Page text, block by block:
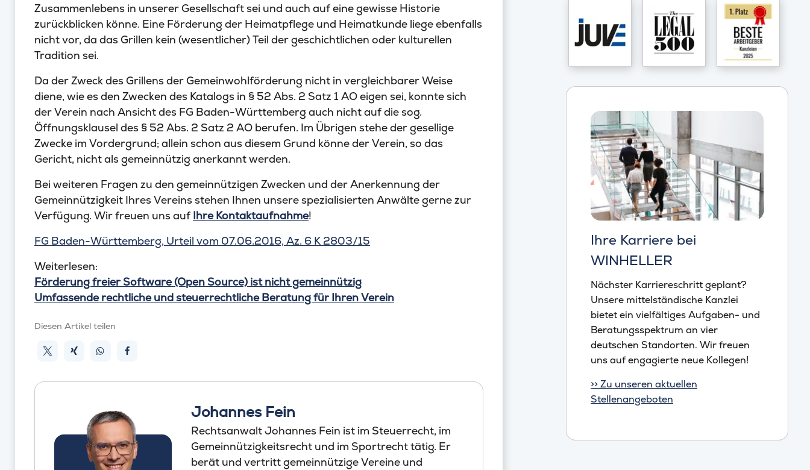
Zusammenlebens in unserer Gesellschaft sei und auch auf eine gewisse Historie
zurückblicken könne. Eine Förderung der Heimatpflege und Heimatkunde liege ebenfalls
nicht vor, da das Grillen kein (wesentlicher) Teil der geschichtlichen oder kulturellen
Tradition sei.
Da der Zweck des Grillens der Gemeinwohlförderung nicht in vergleichbarer Weise
diene, wie es den Zwecken des Katalogs in § 52 Abs. 2 Satz 1 AO eigen sei, konnte sich
der Verein nach Ansicht des FG Baden-Württemberg auch nicht auf die sog.
Öffnungsklausel des § 52 Abs. 2 Satz 2 AO berufen. Im Übrigen stehe der gesellige
Zwecke im Vordergrund; allein schon aus diesem Grund könne der Verein, so das
Gericht, nicht als gemeinnützig anerkannt werden.
Bei weiteren Fragen zu den gemeinnützigen Zwecken und der Anerkennung der
Gemeinnützigkeit Ihres Vereins stehen Ihnen unsere spezialisierten Anwälte gerne zur
Verfügung. Wir freuen uns auf Ihre Kontaktaufnahme!
FG Baden-Württemberg, Urteil vom 07.06.2016, Az. 6 K 2803/15
Weiterlesen:
Förderung freier Software (Open Source) ist nicht gemeinnützig
Umfassende rechtliche und steuerrechtliche Beratung für Ihren Verein
Diesen Artikel teilen
Johannes Fein
Rechtsanwalt Johannes Fein ist im Steuerrecht, im
Gemeinnützigkeitsrecht und im Sportrecht tätig. Er
berät und vertritt gemeinnützige Vereine und
Ihre Karriere bei
WINHELLER
Nächster Karriereschritt geplant?
Unsere mittelständische Kanzlei
bietet ein vielfältiges Aufgaben- und
Beratungsspektrum an vier
deutschen Standorten. Wir freuen
uns auf engagierte neue Kollegen!
>> Zu unseren aktuellen
Stellenangeboten